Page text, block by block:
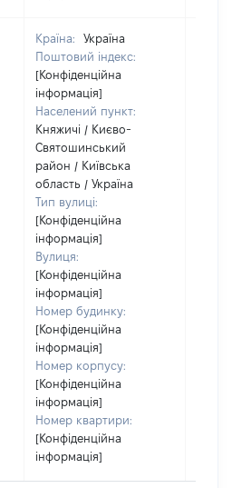
Країна:
Україна
Поштовий індекс:
[Конфіденційна
інформація]
Населений пункт:
Княжичі / Києво-
Святошинський
район / Київська
область / Україна
Тип вулиці:
[Конфіденційна
інформація]
Вулиця:
[Конфіденційна
інформація]
Номер будинку:
[Конфіденційна
інформація]
Номер корпусу:
[Конфіденційна
інформація]
Номер квартири:
[Конфіденційна
інформація]